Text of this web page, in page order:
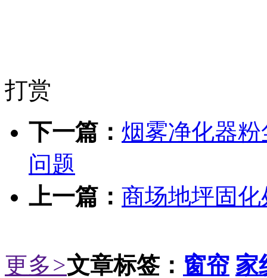
打赏
下一篇： 烟雾净化器
问题
上一篇： 商场地坪固
更多>文章标签： 窗帘 家